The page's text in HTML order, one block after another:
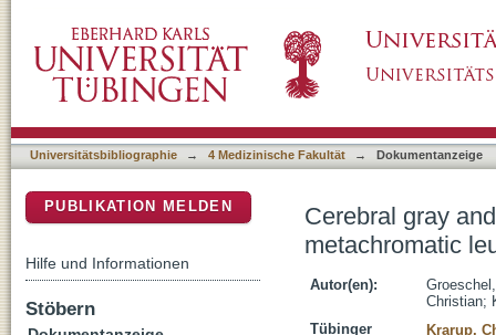
Universitätsbibliographie → 4 Medizinische Fakultät → Dokumentanzeige
Cerebral gray
metachromatic
Autor(en):
Christian;
Tübinger
Krarup,
PUBLIKATION MELDEN
Hilfe und Informationen
Stöbern